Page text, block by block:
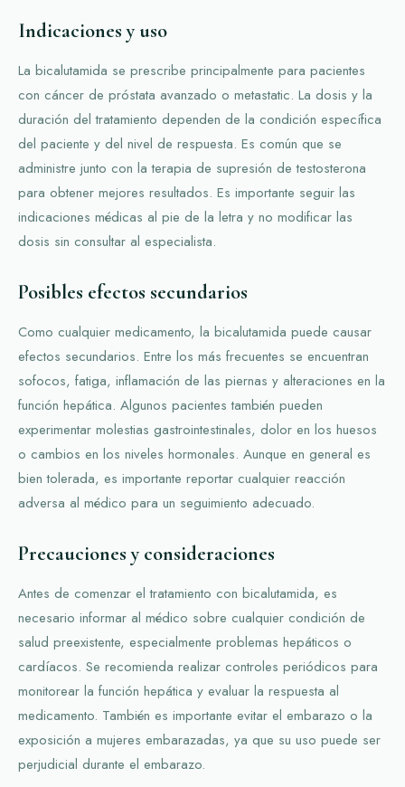
Indicaciones y uso
La bicalutamida se prescribe principalmente para pacientes
con cáncer de próstata avanzado o metastatic. La dosis y la
duración del tratamiento dependen de la condición específica
del paciente y del nivel de respuesta. Es común que se
administre junto con la terapia de supresión de testosterona
para obtener mejores resultados. Es importante seguir las
indicaciones médicas al pie de la letra y no modificar las
dosis sin consultar al especialista.
Posibles efectos secundarios
Como cualquier medicamento, la bicalutamida puede causar
efectos secundarios. Entre los más frecuentes se encuentran
sofocos, fatiga, inflamación de las piernas y alteraciones en la
función hepática. Algunos pacientes también pueden
experimentar molestias gastrointestinales, dolor en los huesos
o cambios en los niveles hormonales. Aunque en general es
bien tolerada, es importante reportar cualquier reacción
adversa al médico para un seguimiento adecuado.
Precauciones y consideraciones
Antes de comenzar el tratamiento con bicalutamida, es
necesario informar al médico sobre cualquier condición de
salud preexistente, especialmente problemas hepáticos o
cardíacos. Se recomienda realizar controles periódicos para
monitorear la función hepática y evaluar la respuesta al
medicamento. También es importante evitar el embarazo o la
exposición a mujeres embarazadas, ya que su uso puede ser
perjudicial durante el embarazo.